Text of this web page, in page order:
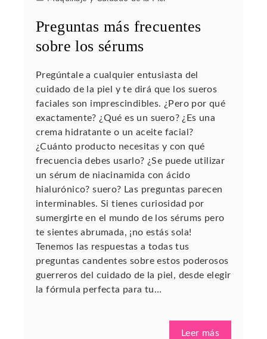
Preguntas más frecuentes
sobre los sérums
Pregúntale a cualquier entusiasta del
cuidado de la piel y te dirá que los sueros
faciales son imprescindibles. ¿Pero por qué
exactamente? ¿Qué es un suero? ¿Es una
crema hidratante o un aceite facial?
¿Cuánto producto necesitas y con qué
frecuencia debes usarlo? ¿Se puede utilizar
un sérum de niacinamida con ácido
hialurónico? suero? Las preguntas parecen
interminables. Si tienes curiosidad por
sumergirte en el mundo de los sérums pero
te sientes abrumada, ¡no estás sola!
Tenemos las respuestas a todas tus
preguntas candentes sobre estos poderosos
guerreros del cuidado de la piel, desde elegir
la fórmula perfecta para tu…
Leer más